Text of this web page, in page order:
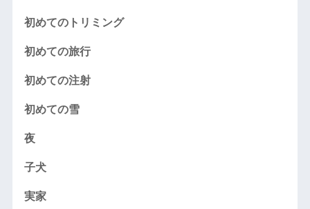
初めてのトリミング
初めての旅行
初めての注射
初めての雪
夜
子犬
実家